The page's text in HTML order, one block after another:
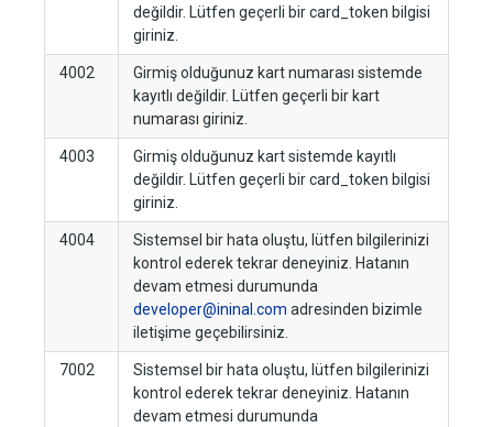
değildir. Lütfen geçerli bir card_token bilgisi
giriniz.
4002
Girmiş olduğunuz kart numarası sistemde
kayıtlı değildir. Lütfen geçerli bir kart
numarası giriniz.
4003
Girmiş olduğunuz kart sistemde kayıtlı
değildir. Lütfen geçerli bir card_token bilgisi
giriniz.
4004
Sistemsel bir hata oluştu, lütfen bilgilerinizi
kontrol ederek tekrar deneyiniz. Hatanın
devam etmesi durumunda
developer@ininal.com adresinden bizimle
iletişime geçebilirsiniz.
7002
Sistemsel bir hata oluştu, lütfen bilgilerinizi
kontrol ederek tekrar deneyiniz. Hatanın
devam etmesi durumunda